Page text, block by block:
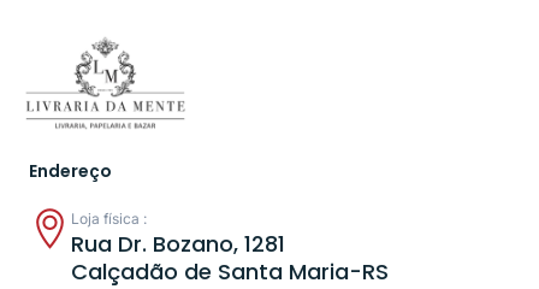
Endereço
Loja física :
Rua Dr. Bozano, 1281
Calçadão de Santa Maria-RS